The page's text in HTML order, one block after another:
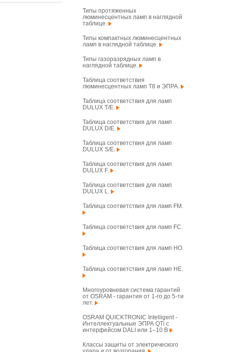
Типы протяженных
люминесцентных ламп в наглядной
таблице.
Типы компактных люминесцентных
ламп в наглядной таблице.
Типы газоразрядных ламп в
наглядной таблице.
Таблица соответствия
люминесцентных ламп T8 и ЭПРА.
Таблица соответствия для ламп
DULUX T/E.
Таблица соответствия для ламп
DULUX D/E.
Таблица соответствия для ламп
DULUX S/E.
Таблица соответствия для ламп
DULUX F.
Таблица соответствия для ламп
DULUX L.
Таблица соответствия для ламп FM.
Таблица соответствия для ламп FC.
Таблица соответствия для ламп HO.
Таблица соответствия для ламп HE.
Многоуровневая система гарантий
от OSRAM - гарантия от 1-го до 5-ти
лет.
OSRAM QUICKTRONIC Intelligent -
Интеллектуальные ЭПРА QTi с
интерфейсом DALI или 1–10 В
Классы защиты от электрического